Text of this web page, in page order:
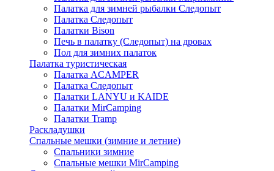
Палатка для зимней рыбалки Следопыт
Палатка Следопыт
Палатки Bison
Печь в палатку (Следопыт) на дровах
Пол для зимних палаток
Палатка туристическая
Палатка ACAMPER
Палатка Следопыт
Палатки LANYU и KAIDE
Палатки MirCamping
Палатки Tramp
Раскладушки
Спальные мешки (зимние и летние)
Спальники зимние
Спальные мешки MirCamping